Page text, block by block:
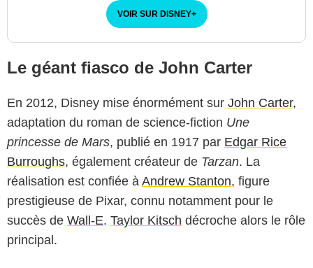
VOIR SUR DISNEY+
Le géant fiasco de John Carter
En 2012, Disney mise énormément sur John Carter,
adaptation du roman de science-fiction Une
princesse de Mars, publié en 1917 par Edgar Rice
Burroughs, également créateur de Tarzan. La
réalisation est confiée à Andrew Stanton, figure
prestigieuse de Pixar, connu notamment pour le
succès de Wall-E. Taylor Kitsch décroche alors le rôle
principal.